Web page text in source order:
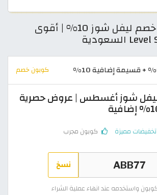
المزيد من كود خصم ليفل شوز 10% | أقوى
كوبون خصم
شوز أغسطس | عروض حصرية
تخفيضات مميزة كوبون مجرب
نسخ
واستخدمه عند انهاء عملية الشراء